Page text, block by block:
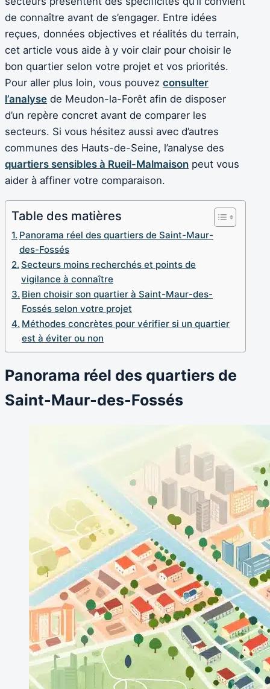
de connaître avant de s’engager. Entre idées
reçues, données objectives et réalités du terrain,
cet article vous aide à y voir clair pour choisir le
bon quartier selon votre projet et vos priorités.
Pour aller plus loin, vous pouvez consulter
l’analyse de Meudon-la-Forêt afin de disposer
d’un repère concret avant de comparer les
secteurs. Si vous hésitez aussi avec d’autres
communes des Hauts-de-Seine, l’analyse des
quartiers sensibles à Rueil-Malmaison peut vous
aider à affiner votre comparaison.
Table des matières
Panorama réel des quartiers de Saint-Maur-
des-Fossés
Secteurs moins recherchés et points de
vigilance à connaître
Bien choisir son quartier à Saint-Maur-des-
Fossés selon votre projet
Méthodes concrètes pour vérifier si un quartier
est à éviter ou non
Panorama réel des quartiers de
Saint-Maur-des-Fossés